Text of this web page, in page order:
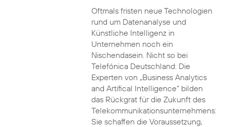
Oftmals fristen neue Technologien
rund um Datenanalyse und
Künstliche Intelligenz in
Unternehmen noch ein
Nischendasein. Nicht so bei
Telefónica Deutschland: Die
Experten von „Business Analytics
and Artifical Intelligence“ bilden
das Rückgrat für die Zukunft des
Telekommunikationsunternehmens:
Sie schaffen die Voraussetzung,